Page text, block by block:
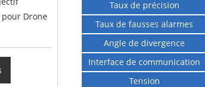
pour Drone
Taux de précision
Taux de fausses alarmes
Angle de divergence
Interface de communication
Tension